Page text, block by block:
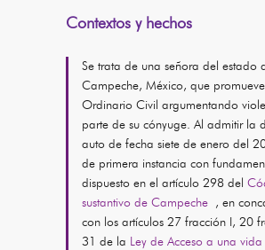
Contextos y hechos
Se trata de una señora del estado
Campeche, México, que
Ordinario Civil argumentando
parte de su cónyuge. Al admitir la
auto de fecha siete de enero del
de primera instancia con
dispuesto en el artículo 298 del
sustantivo de Campeche , en
con los artículos 27 fracción I, 20
31 de la Ley de Acceso a una